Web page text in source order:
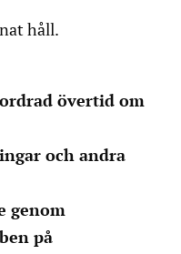
håll.
övertid om
och andra
genom
på